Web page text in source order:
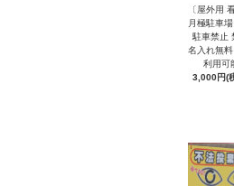
〔屋外用
月極駐車
駐車禁止
名入れ無
利用可
3,000円(